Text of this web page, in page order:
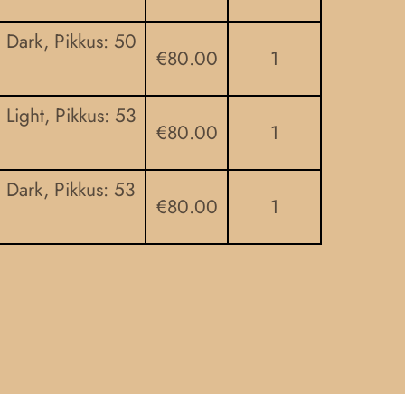
Pikkus: 50
€80.00 1
Pikkus: 53
€80.00 1
Pikkus: 53
€80.00 1